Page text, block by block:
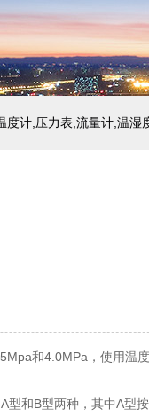
和4.0MPa，使用
型和B型两种，其中A型